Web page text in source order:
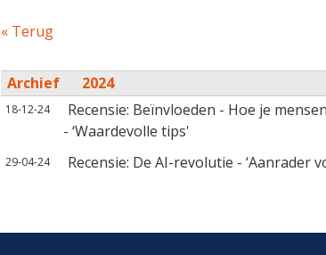
« Terug
Archief 2024
18-12-24
Recensie: Beïnvloeden - Hoe je
- ‘Waardevolle tips'
29-04-24 Recensie: De AI-revolutie - ‘Aanrader